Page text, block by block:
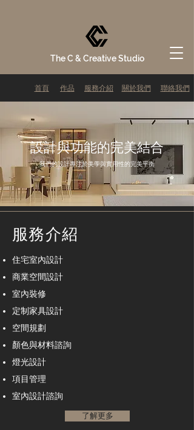
The C & Creative Studio
聯絡我們
首頁 作品 服務介紹 關於我們
設計與功能的完美結合
我們的設計專注於美學與實用性的完美平衡
服務介紹
住宅室內設計
商業空間設計
室內裝修
定制家具設計
空間規劃
顏色與材料諮詢
燈光設計
項目管理
室內設計諮詢
了解更多